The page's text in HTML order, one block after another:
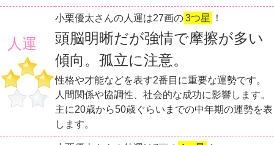
人運
小栗優太さんの人運は27画の3つ星 ！
頭脳明晰だが強情で摩擦が多い
傾向。孤立に注意。
性格や才能などを表す2番目に重要な運勢です。
人間関係や協調性、社会的な成功に影響します。
主に20歳から50歳ぐらいまでの中年期の運勢を表
します。